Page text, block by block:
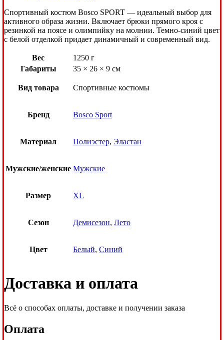
Спортивный костюм Bosco SPORT — идеальный выбор для
активного образа жизни. Включает брюки прямого кроя с
резинкой на поясе и олимпийку на молнии. Темно-синий цвет
с белой отделкой придает динамичный и современный вид.
Вес
1250 г
Габариты
35 × 26 × 9 см
Вид товара Спортивные костюмы
Бренд Bosco Sport
Материал Полиэстер, Эластан
Мужские/женские Мужские
Размер XL
Сезон Демисезон, Лето
Цвет Белый, Синий
Доставка и оплата
Всё о способах оплаты, доставке и получении заказа
Оплата